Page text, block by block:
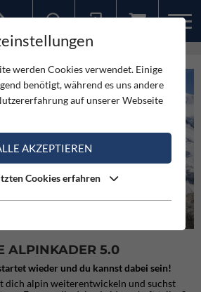
ALPINKADER 5.0
wieder und du kannst dabei sein!
dich alpin weiterentwickeln und suchst
werden Cookies verwendet. Einige
benötigt, während es uns andere
auf unserer Webseite
AKZEPTIEREN
Cookies erfahren